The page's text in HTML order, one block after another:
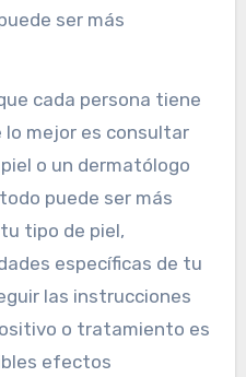
ser más
cada persona tiene
lo mejor es consultar
o un dermatólogo
puede ser más
tipo de piel,
específicas de tu
las instrucciones
o tratamiento es
efectos